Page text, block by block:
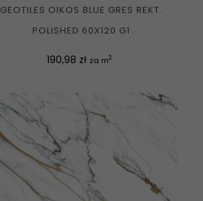
GEOTILES OIKOS BLUE GRES REKT.
POLISHED 60X120 G1
Cena
190,98 zł za m2